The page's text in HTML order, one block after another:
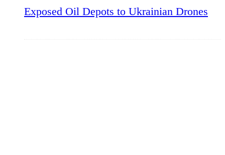
Exposed Oil Depots to Ukrainian Drones